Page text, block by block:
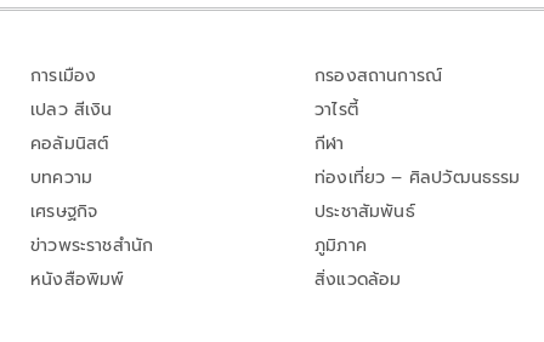
การเมือง
เปลว สีเงิน
คอลัมนิสต์
บทความ
เศรษฐกิจ
ข่าวพระราชสำนัก
หนังสือพิมพ์
กรองสถานการณ์
วาไรตี้
กีฬา
ท่องเที่ยว – ศิลปวัฒนธรรม
ประชาสัมพันธ์
ภูมิภาค
สิ่งแวดล้อม